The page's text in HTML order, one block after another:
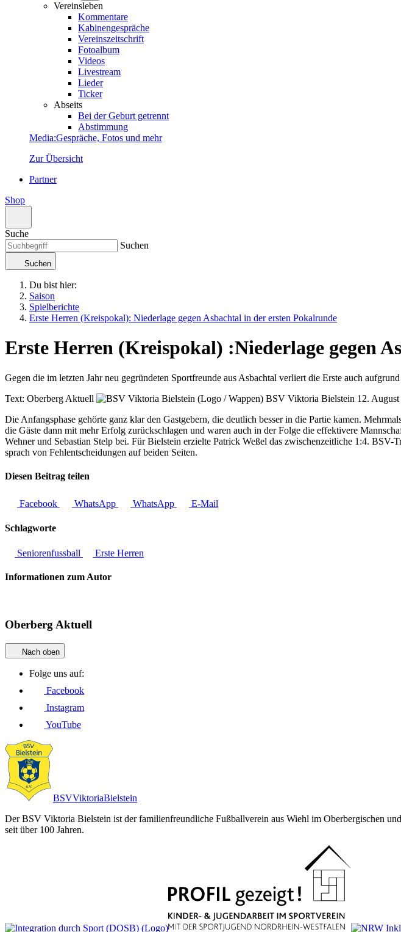
Vereinsleben
Kommentare
Kabinengespräche
Vereinszeitschrift
Fotoalbum
Videos
Livestream
Lieder
Ticker
Abseits
Bei der Geburt getrennt
Abstimmung
Media:Gespräche, Fotos und mehr
Zur Übersicht
Partner
Shop
Suche
Suchen
Suchen
Du bist hier:
Saison
Spielberichte
Erste Herren (Kreispokal): Niederlage gegen Asbachtal in der ersten Pokalrunde
Erste Herren (Kreispokal) :Niederlage gegen
Gegen die im letzten Jahr neu gegründeten Sportfreunde aus Asbachtal verliert die Erste auch
Text: Oberberg Aktuell BSV Viktoria Bielstein 12. August
Die Anfangsphase gehörte ganz klar den Gastgebern, die deutlich besser in die Partie kamen.
die Gäste dann mit mehr Erfolg zurückschlagen und waren auch in der Folge die effektivere
Wehner und Sebastian Stelp bei. Für Bielstein erzielte Patrick Weßel das zwischenzeitliche 1:4.
sprach von Fehlentscheidungen auf beiden Seiten.
Diesen Beitrag teilen
Facebook WhatsApp WhatsApp E-Mail
Schlagworte
Seniorenfussball Erste Herren
Informationen zum Autor
Oberberg Aktuell
Nach oben
Folge uns auf:
Facebook
Instagram
YouTube
BSVViktoriaBielstein
Der BSV Viktoria Bielstein ist der familienfreundliche Fußballverein aus Wiehl im Oberbergischen
seit über 100 Jahren.